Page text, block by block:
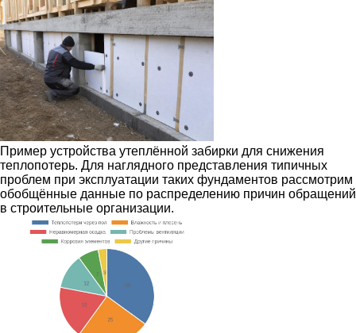
Пример устройства утеплённой забирки для снижения
теплопотерь. Для наглядного представления типичных
проблем при эксплуатации таких фундаментов рассмотрим
обобщённые данные по распределению причин обращений
в строительные организации.